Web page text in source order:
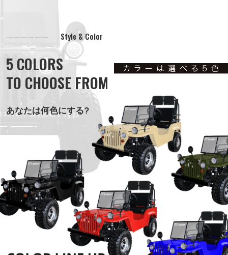
Style & Color
5 COLORS
TO CHOOSE FROM
あなたは何色にする?